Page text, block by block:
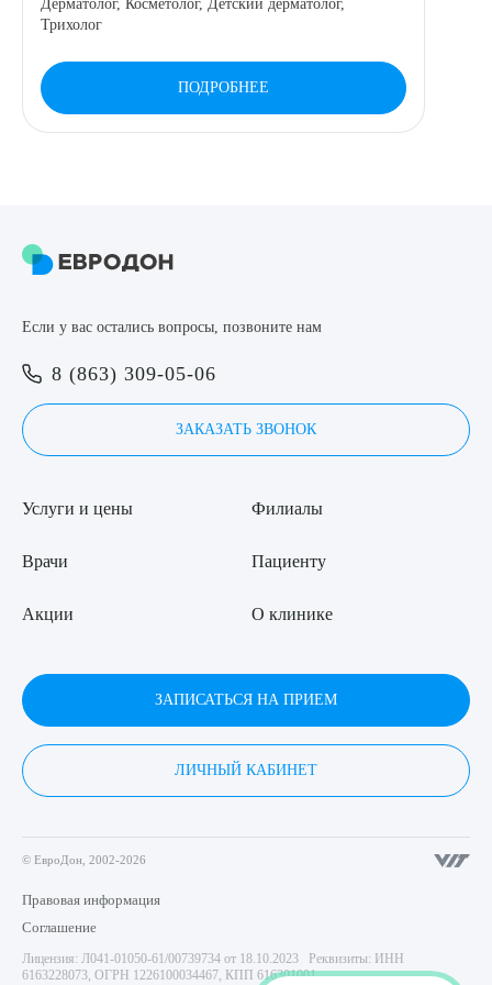
ЗАКАЗАТЬ ЗВОНОК
Дерматолог, Косметолог, Детский дерматолог,
Трихолог
ПОДРОБНЕЕ
Если у вас остались вопросы, позвоните нам
8 (863) 309-05-06
ЗАКАЗАТЬ ЗВОНОК
Услуги и цены
Врачи
Акции
Филиалы
Пациенту
О клинике
ЗАПИСАТЬСЯ НА ПРИЕМ
ЛИЧНЫЙ КАБИНЕТ
© ЕвроДон, 2002-2026
Правовая информация
Соглашение
Лицензия: Л041-01050-61/00739734 от 18.10.2023 Реквизиты: ИНН
6163228073, ОГРН 1226100034467, КПП 616301001
ОТПРАВИТЬ
обработку персональных данных
Выберите сопутствующую услугу